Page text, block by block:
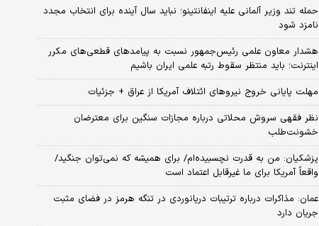
حمله تند وزیر آلمانی علیه اینفانتینو؛ نباید سال آینده برای انتخاب مجدد
نامزد شود
هشدار معاون علمی رئیس‌جمهور نسبت به پیامدهای قطعی‌های مکرر
اینترنت؛ باید منتظر سقوط رتبه علمی ایران باشیم
مهلت پایانی خروج نیروهای ائتلاف آمریکا از عراق + جزئیات
نظر فقهی سروش محلاتی درباره مجازات سنگین برای معترضان
خشونت‌طلب
پزشکیان: من به قدرت نچسبیده‌ام/ برای همیشه که نمی‌توان جنگید/
واقعاً آمریکا برای ما غیرقابل اعتماد است
عمان: مذاکرات درباره ترتیبات دریانوردی در تنگه هرمز در فضای مثبت
جریان دارد